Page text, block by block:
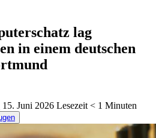
lag
in einem deutschen
15. Juni 2026 Lesezeit < 1 Minuten